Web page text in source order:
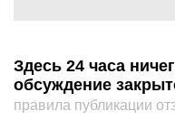
Здесь 24 часа
обсуждение
правила публикации